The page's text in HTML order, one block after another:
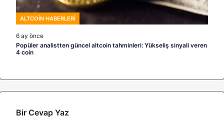
ALTCOIN HABERLERI
6 ay önce
Popüler analistten güncel altcoin tahminleri: Yükseliş sinyali veren
4 coin
Bir Cevap Yaz